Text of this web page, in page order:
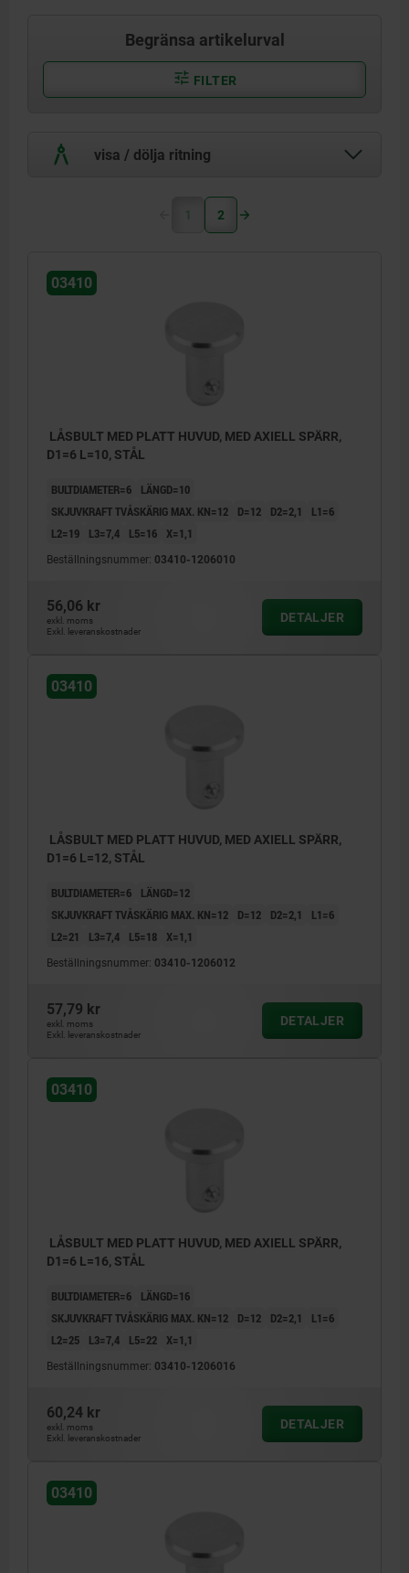
Begränsa artikelurval
FILTER
visa / dölja ritning
1 2
03410
LÅSBULT MED PLATT HUVUD, MED AXIELL SPÄRR,
D1=6 L=10, STÅL
BULTDIAMETER=6
LÄNGD=10
SKJUVKRAFT TVÅSKÄRIG MAX. KN=12
D=12 D2=2,1
L1=6
L2=19
L3=7,4 L5=16 X=1,1
Beställningsnummer: 03410-1206010
56,06 kr
exkl. moms
Exkl. leveranskostnader
DETALJER
03410
LÅSBULT MED PLATT HUVUD, MED AXIELL SPÄRR,
D1=6 L=12, STÅL
BULTDIAMETER=6
LÄNGD=12
SKJUVKRAFT TVÅSKÄRIG MAX. KN=12
D=12 D2=2,1
L1=6
L2=21
L3=7,4 L5=18 X=1,1
Beställningsnummer: 03410-1206012
57,79 kr
exkl. moms
Exkl. leveranskostnader
DETALJER
03410
LÅSBULT MED PLATT HUVUD, MED AXIELL SPÄRR,
D1=6 L=16, STÅL
BULTDIAMETER=6
LÄNGD=16
SKJUVKRAFT TVÅSKÄRIG MAX. KN=12
D=12 D2=2,1
L1=6
L2=25
L3=7,4 L5=22 X=1,1
Beställningsnummer: 03410-1206016
60,24 kr
exkl. moms
Exkl. leveranskostnader
DETALJER
03410